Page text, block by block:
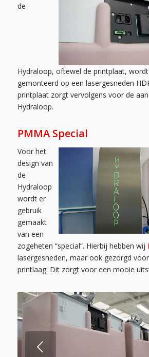
de
Hydraloop, oftewel de printplaat,
gemonteerd op een lasergesneden
printplaat zorgt vervolgens voor de
Hydraloop.
PMMA Special
Voor het
design van
de
Hydraloop
wordt er
gebruik
gemaakt
van een
zogeheten “special”. Hierbij hebben wij
lasergesneden, maar ook gezorgd
printlaag. Dit zorgt voor een mooie